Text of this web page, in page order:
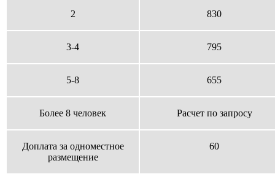
2 830
3-4 795
5-8 655
Более 8 человек Расчет по запросу
Доплата за одноместное
размещение
60